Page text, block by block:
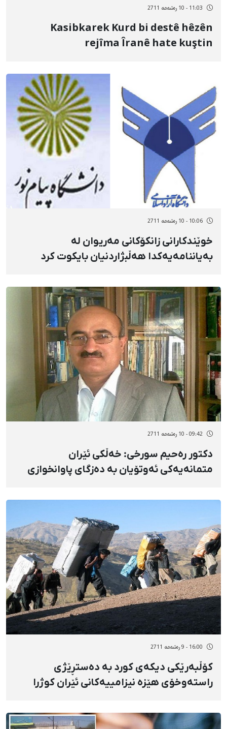
11:03 - 10 رەشەمه 2711
Kasibkarek Kurd bi destê hêzên
rejîma Îranê hate kuştin
10:06 - 10 رەشەمه 2711
خوێندكارانی زانكۆكانی مەریوان لە
بەیاننامەیەكدا هەڵبژاردنیان بایكوت كرد
09:42 - 10 رەشەمه 2711
دكتور رەحیم سورخی: خەڵكی ئێران
متمانەیەكی ئەوتۆیان بە دەزگای پاوانخوازی
16:00 - 9 رەشەمه 2711
كۆڵبەرێكی دیكەی كورد بە دەستڕێژی
راستەوخۆی هێزە نیزامییەكانی ئێران كوژرا